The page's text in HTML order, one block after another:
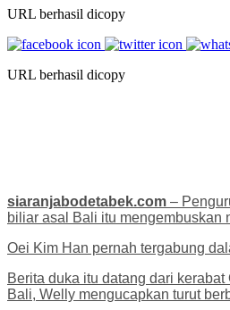
URL berhasil dicopy
URL berhasil dicopy
siaranjabodetabek.com –
biliar asal Bali itu mengembuskan
Oei Kim Han pernah tergabung
Berita duka itu datang dari
Bali, Welly mengucapkan turut